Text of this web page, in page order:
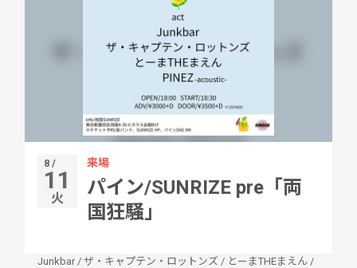
8 /
11
火
来場
パイン/SUNRIZE pre「両
国狂騒」
Junkbar / ザ・キャプテン・ロットンズ / とーまTHEまえん /